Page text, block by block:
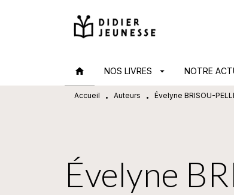
MENU RECHERCHE
home NOS LIVRES arrow_drop_down NOTRE
Accueil • Auteurs • Évelyne BRISOU-
Évelyne